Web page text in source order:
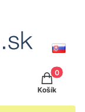
Produkty
Košík